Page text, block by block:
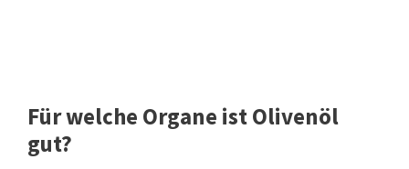
Für welche Organe ist Olivenöl
gut?